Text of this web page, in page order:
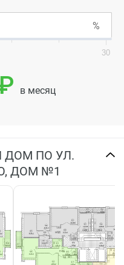
30
в месяц
ДОМ ПО УЛ.
ДОМ №1